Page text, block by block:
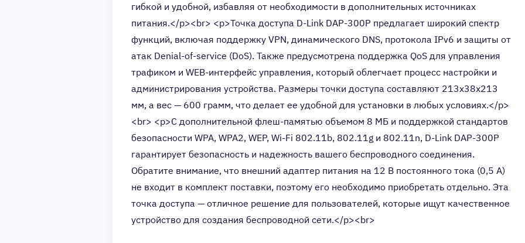
гибкой и удобной, избавляя от необходимости в дополнительных источниках
питания.</p><br> <p>Точка доступа D-Link DAP-300P предлагает широкий спектр
функций, включая поддержку VPN, динамического DNS, протокола IPv6 и защиты от
атак Denial-of-service (DoS). Также предусмотрена поддержка QoS для управления
трафиком и WEB-интерфейс управления, который облегчает процесс настройки и
администрирования устройства. Размеры точки доступа составляют 213x38x213
мм, а вес — 600 грамм, что делает ее удобной для установки в любых условиях.</p>
<br> <p>С дополнительной флеш-памятью объемом 8 МБ и поддержкой стандартов
безопасности WPA, WPA2, WEP, Wi-Fi 802.11b, 802.11g и 802.11n, D-Link DAP-300P
гарантирует безопасность и надежность вашего беспроводного соединения.
Обратите внимание, что внешний адаптер питания на 12 В постоянного тока (0,5 А)
не входит в комплект поставки, поэтому его необходимо приобретать отдельно. Эта
точка доступа — отличное решение для пользователей, которые ищут качественное
устройство для создания беспроводной сети.</p><br>